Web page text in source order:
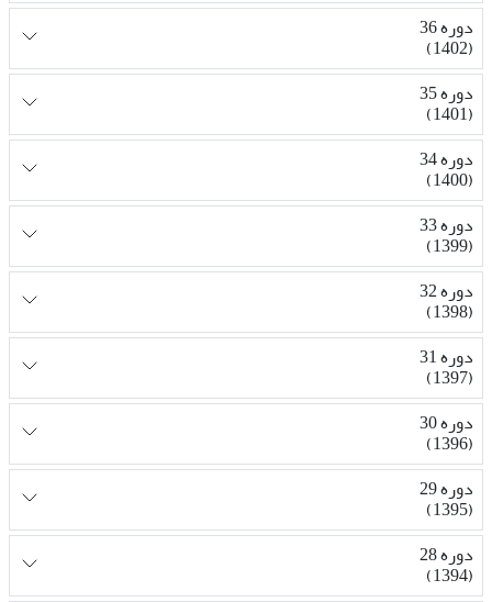
دوره 36
(1402)
دوره 35
(1401)
دوره 34
(1400)
دوره 33
(1399)
دوره 32
(1398)
دوره 31
(1397)
دوره 30
(1396)
دوره 29
(1395)
دوره 28
(1394)